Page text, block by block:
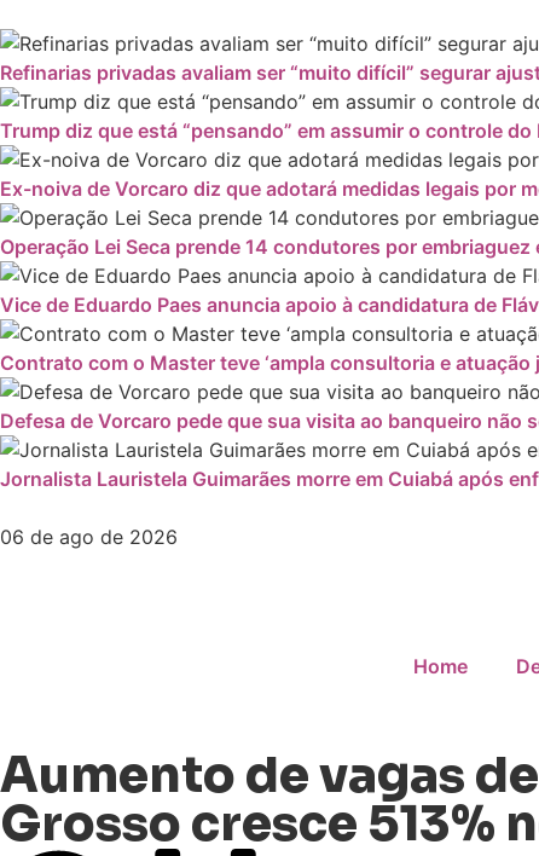
Refinarias privadas avaliam ser “muito difícil” segurar
Trump diz que está “pensando” em assumir o controle do
Ex-noiva de Vorcaro diz que adotará medidas legais por
Operação Lei Seca prende 14 condutores por embriaguez
Vice de Eduardo Paes anuncia apoio à candidatura de
Contrato com o Master teve ‘ampla consultoria e atuação
Defesa de Vorcaro pede que sua visita ao banqueiro não
Jornalista Lauristela Guimarães morre em Cuiabá após
06 de ago de 2026
Home
Aumento de vagas
Grosso cresce 513%